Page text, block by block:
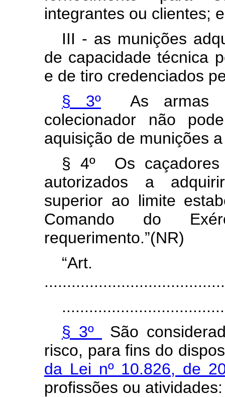
integrantes ou clientes; e
III - as munições
de capacidade técnica
e de tiro credenciados
§ 3º As armas
colecionador não
aquisição de munições
§ 4º Os caçadores
autorizados a
superior ao limite
Comando do
requerimento.”(NR)
§ 3º
São
risco, para fins do
da Lei nº 10.826, de
profissões ou atividades: